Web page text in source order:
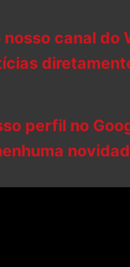
nosso canal do
perfil no